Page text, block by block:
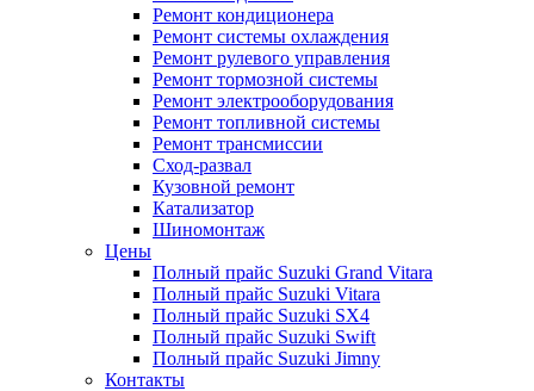
Ремонт кондиционера
Ремонт системы охлаждения
Ремонт рулевого управления
Ремонт тормозной системы
Ремонт электрооборудования
Ремонт топливной системы
Ремонт трансмиссии
Сход-развал
Кузовной ремонт
Катализатор
Шиномонтаж
Цены
Полный прайс Suzuki Grand Vitara
Полный прайс Suzuki Vitara
Полный прайс Suzuki SX4
Полный прайс Suzuki Swift
Полный прайс Suzuki Jimny
Контакты